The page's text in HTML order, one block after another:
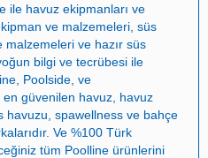
ile havuz ekipmanları ve
ve malzemeleri süs
malzemeleri ve hazır süs
bilgi ve tecrübesi ile
Poolside , ve
güvenilen havuz havuz
havuzu spawellness ve bahçe
Ve %100 Türk
tüm Poolline ürünlerini